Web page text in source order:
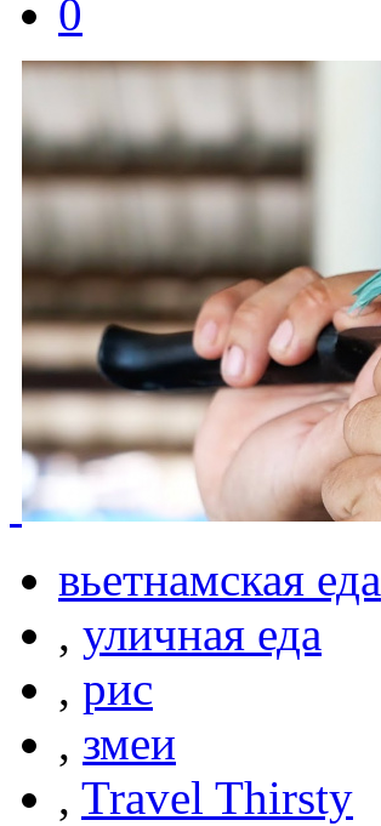
0
вьетнамская еда
, уличная еда
, рис
, змеи
, Travel Thirsty